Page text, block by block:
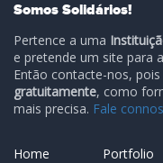
Somos Solidários!
Pertence a uma
e pretende um site para
Então contacte-nos,
gratuitamente, como
mais precisa. Fale
Home
Portfolio